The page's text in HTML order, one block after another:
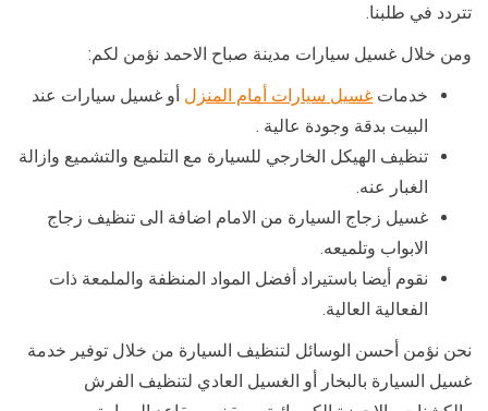
تتردد في طلبنا.
ومن خلال غسيل سيارات مدينة صباح الاحمد نؤمن لكم:
خدمات غسيل سيارات أمام المنزل أو غسيل سيارات عند
البيت بدقة وجودة عالية .
تنظيف الهيكل الخارجي للسيارة مع التلميع والتشميع وازالة
الغبار عنه.
غسيل زجاج السيارة من الامام اضافة الى تنظيف زجاج
الابواب وتلميعه.
نقوم أيضا باستيراد أفضل المواد المنظفة والملمعة ذات
الفعالية العالية.
نحن نؤمن أحسن الوسائل لتنظيف السيارة من خلال توفير خدمة
غسيل السيارة بالبخار أو الغسيل العادي لتنظيف الفرش